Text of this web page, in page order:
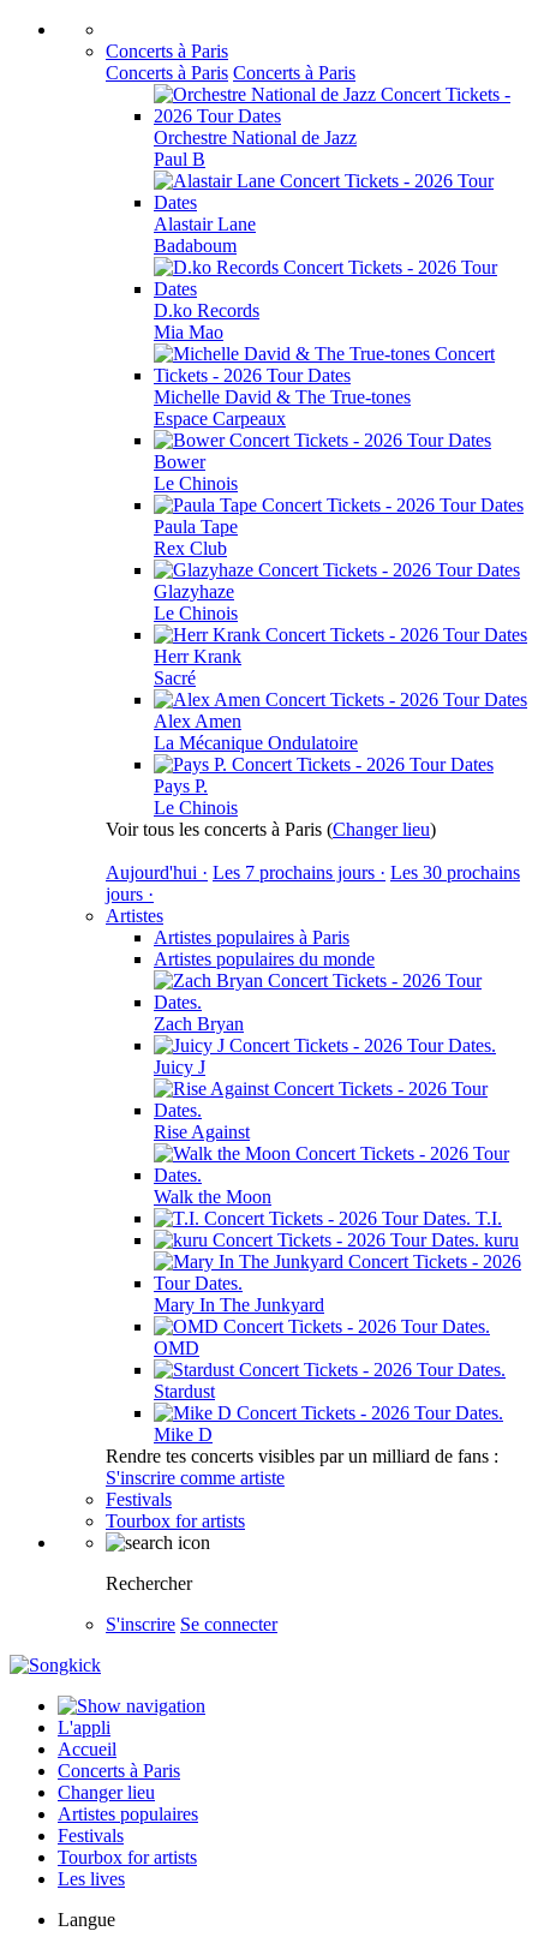
Concerts à Paris
Concerts à Paris Concerts à Paris
Orchestre National de Jazz
Paul B
Alastair Lane
Badaboum
D.ko Records
Mia Mao
Michelle David & The True-tones
Espace Carpeaux
Bower
Le Chinois
Paula Tape
Rex Club
Glazyhaze
Le Chinois
Herr Krank
Sacré
Alex Amen
La Mécanique Ondulatoire
Pays P.
Le Chinois
Voir tous les concerts à Paris (Changer lieu)
Aujourd'hui · Les 7 prochains jours · Les 30 prochains
jours ·
Artistes
Artistes populaires à Paris
Artistes populaires du monde
Zach Bryan
Juicy J
Rise Against
Walk the Moon
T.I.
kuru
Mary In The Junkyard
OMD
Stardust
Mike D
Rendre tes concerts visibles par un milliard de fans :
S'inscrire comme artiste
Festivals
Tourbox for artists
Rechercher
S'inscrire Se connecter
L'appli
Accueil
Concerts à Paris
Changer lieu
Artistes populaires
Festivals
Tourbox for artists
Les lives
Langue